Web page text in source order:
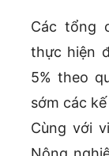
Các tổng
thực hiện
5% theo
sớm các
Cùng với